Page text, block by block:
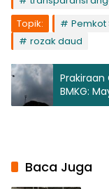
Topik:
Pemkot
rozak daud
Prakiraan
BMKG:
Ringan
Baca Juga